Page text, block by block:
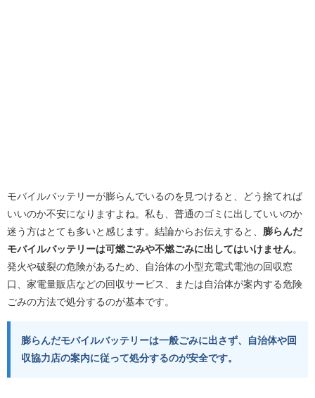
モバイルバッテリーが膨らんでいるのを見つけると、どう捨てれば
いいのか不安になりますよね。私も、普通のゴミに出していいのか
迷う方はとても多いと感じます。結論からお伝えすると、 膨らんだ
モバイルバッテリーは可燃ごみや不燃ごみに出してはいけません。
発火や破裂の危険があるため、自治体の小型充電式電池の回収窓
口、家電量販店などの回収サービス、または自治体が案内する危険
ごみの方法で処分するのが基本です。
膨らんだモバイルバッテリーは一般ごみに出さず、自治体や回
収協力店の案内に従って処分するのが安全です。